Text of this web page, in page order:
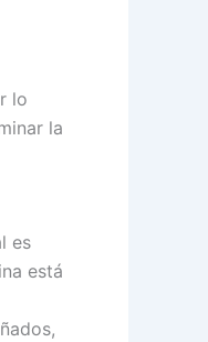
lo
la
es
está